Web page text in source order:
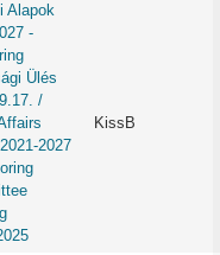
Alapok
-
Ülés
/
2027
KissB